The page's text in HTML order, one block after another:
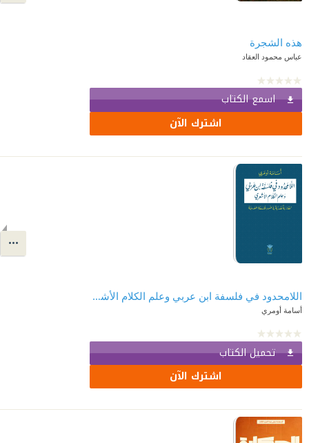
هذه الشجرة
عباس محمود العقاد
اسمع الكتاب
اشترك الآن
اللامحدود في فلسفة ابن عربي وعلم الكلام الأشعري
أسامة أومري
تحميل الكتاب
اشترك الآن